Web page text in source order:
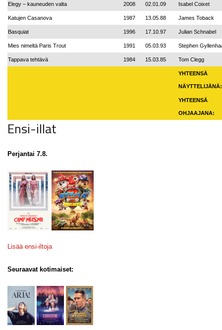
Elegy – kauneuden valta 2008 02.01.09 Isabel Coixet
Katujen Casanova 1987 13.05.88 James Toback
Basquiat 1996 17.10.97 Julian Schnabel
Mies nimeltä Paris Trout 1991 05.03.93 Stephen
Tappava tehtävä 1984 15.03.85 Tom Clegg
YHTEENSÄ
NÄYTTELIJÄNÄ:
YHTEENSÄ
OHJAAJANA:
Ensi-illat
Perjantai 7.8.
Lisää ensi-iltoja
Seuraavat kotimaiset: